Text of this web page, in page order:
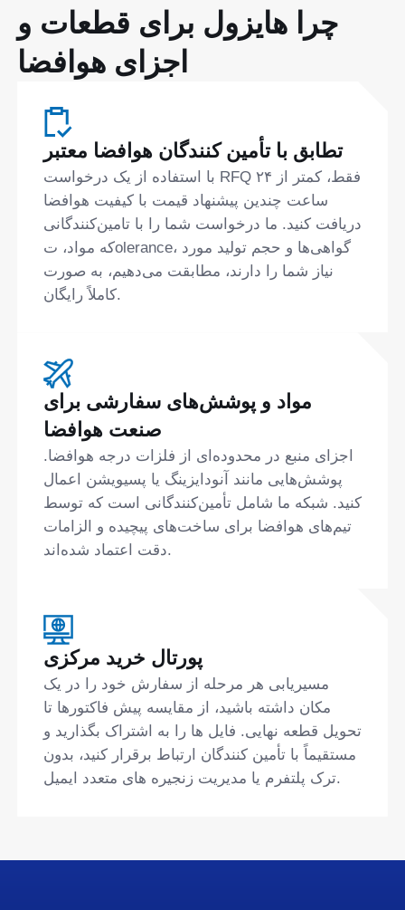
چرا هایزول برای قطعات و
اجزای هوافضا
تطابق با تأمین کنندگان هوافضا معتبر
با استفاده از یک درخواست RFQ فقط، کمتر از ۲۴
ساعت چندین پیشنهاد قیمت با کیفیت هوافضا
دریافت کنید. ما درخواست شما را با تامین‌کنندگانی
که مواد، تolerance، گواهی‌ها و حجم تولید مورد
نیاز شما را دارند، مطابقت می‌دهیم، به صورت
کاملاً رایگان.
مواد و پوشش‌های سفارشی برای
صنعت هوافضا
اجزای منبع در محدوده‌ای از فلزات درجه هوافضا.
پوشش‌هایی مانند آنودایزینگ یا پسیویشن اعمال
کنید. شبکه ما شامل تأمین‌کنندگانی است که توسط
تیم‌های هوافضا برای ساخت‌های پیچیده و الزامات
دقت اعتماد شده‌اند.
پورتال خرید مرکزی
مسیریابی هر مرحله از سفارش خود را در یک
مکان داشته باشید، از مقایسه پیش فاکتورها تا
تحویل قطعه نهایی. فایل ها را به اشتراک بگذارید و
مستقیماً با تأمین کنندگان ارتباط برقرار کنید، بدون
ترک پلتفرم یا مدیریت زنجیره های متعدد ایمیل.